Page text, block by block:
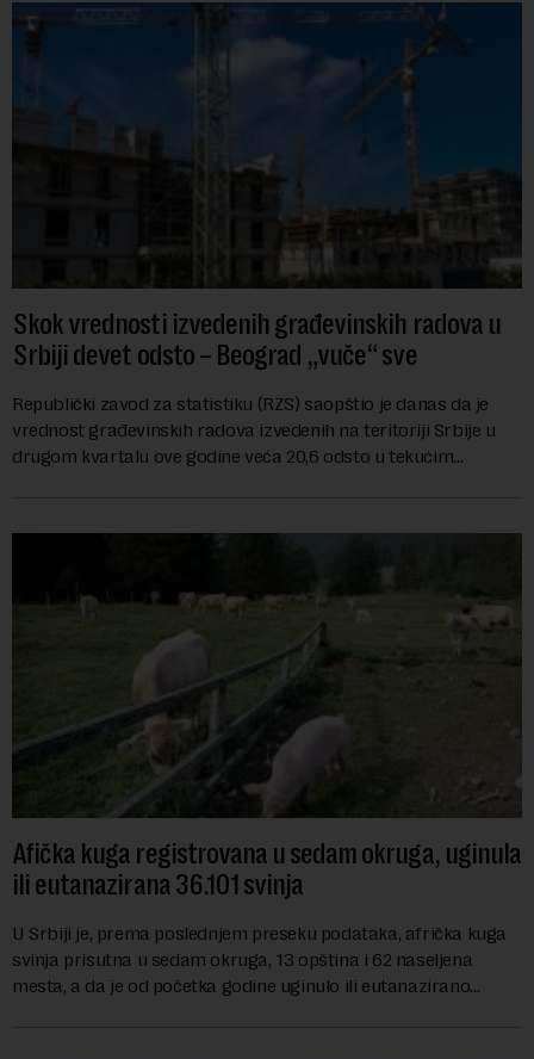
Skok vrednosti izvedenih građevinskih radova u
Srbiji devet odsto – Beograd „vuče“ sve
Republički zavod za statistiku (RZS) saopštio je danas da je
vrednost građevinskih radova izvedenih na teritoriji Srbije u
drugom kvartalu ove godine veća 20,6 odsto u tekućim
Afička kuga registrovana u sedam okruga, uginula
ili eutanazirana 36.101 svinja
U Srbiji je, prema poslednjem preseku podataka, afrička kuga
svinja prisutna u sedam okruga, 13 opština i 62 naseljena
mesta, a da je od početka godine uginulo ili eutanazirano